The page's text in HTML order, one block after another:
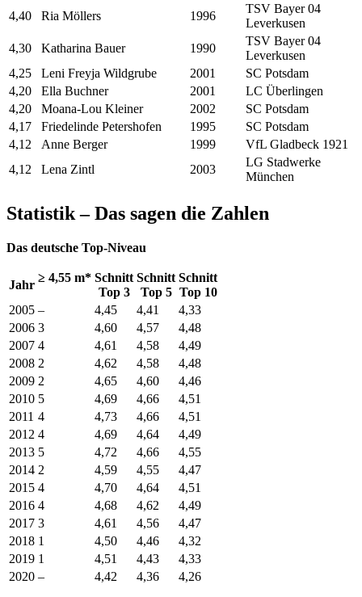
4,40 Ria Möllers 1996
TSV Bayer 04
Leverkusen
4,30
Katharina Bauer 1990
TSV Bayer 04
Leverkusen
4,25
Leni Freyja Wildgrube 2001
SC Potsdam
4,20
Ella Buchner 2001
LC Überlingen
4,20
Moana-Lou Kleiner 2002
SC Potsdam
4,17
Friedelinde Petershofen 1995
SC Potsdam
4,12
Anne Berger 1999
VfL Gladbeck 1921
4,12
Lena Zintl 2003
LG Stadwerke
München
Statistik – Das sagen die Zahlen
Das deutsche Top-Niveau
Jahr
≥ 4,55 m* Schnitt
Top 3
Schnitt
Top 5
Schnitt
Top 10
2005 – 4,45 4,41
4,33
2006 3 4,60 4,57
4,48
2007 4 4,61 4,58
4,49
2008 2 4,62 4,58
4,48
2009 2 4,65 4,60
4,46
2010 5 4,69 4,66
4,51
2011 4 4,73 4,66
4,51
2012 4 4,69 4,64
4,49
2013 5 4,72 4,66
4,55
2014 2 4,59 4,55
4,47
2015 4 4,70 4,64
4,51
2016 4 4,68 4,62
4,49
2017 3 4,61 4,56
4,47
2018 1 4,50 4,46
4,32
2019 1 4,51 4,43
4,33
2020 – 4,42 4,36 4,26